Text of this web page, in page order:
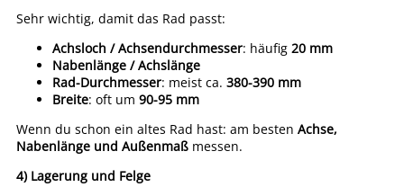
Sehr wichtig, damit das Rad passt:
Achsloch / Achsendurchmesser: häufig 20 mm
Nabenlänge / Achslänge
Rad-Durchmesser: meist ca. 380-390 mm
Breite: oft um 90-95 mm
Wenn du schon ein altes Rad hast: am besten Achse,
Nabenlänge und Außenmaß messen.
4) Lagerung und Felge